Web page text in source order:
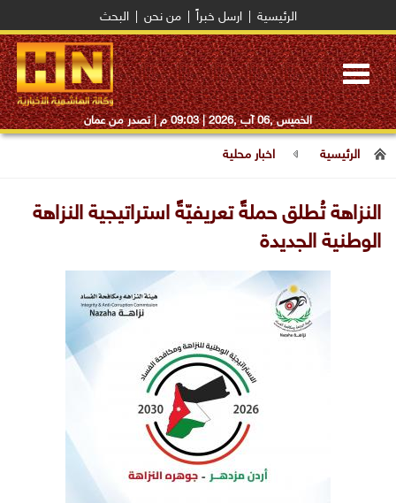
الرئيسية ارسل خبراً من نحن البحث
Toggle
navigation
الخميس ,06 آب ,2026 | 09:03 م | تصدر من عمان
الرئيسية اخبار محلية
النزاهة تُطلق حملةًً تعريفيّةًً استراتيجية النزاهة
الوطنية الجديدة